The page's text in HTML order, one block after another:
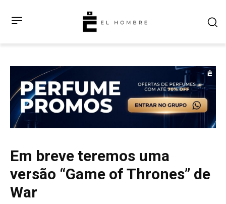
Em breve teremos uma
versão “Game of Thrones” de
War